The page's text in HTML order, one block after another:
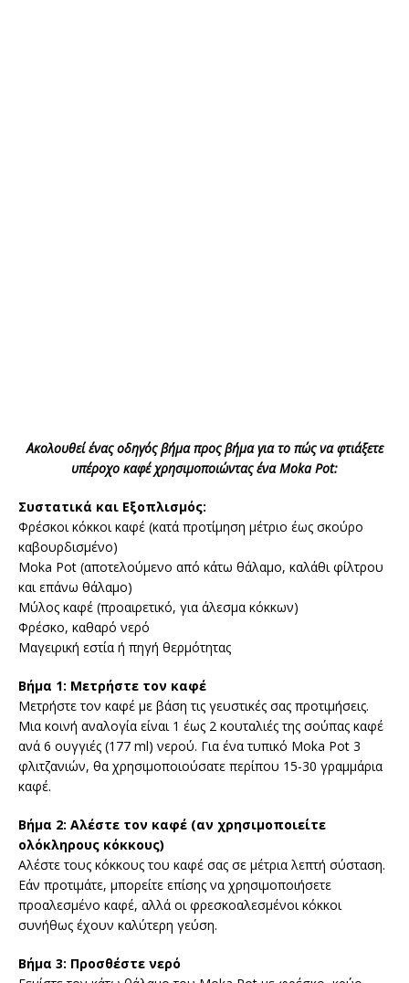
Ακολουθεί ένας οδηγός βήμα προς βήμα για το πώς να φτιάξετε
υπέροχο καφέ χρησιμοποιώντας ένα Moka Pot:
Συστατικά και Εξοπλισμός:
Φρέσκοι κόκκοι καφέ (κατά προτίμηση μέτριο έως σκούρο
καβουρδισμένο)
Moka Pot (αποτελούμενο από κάτω θάλαμο, καλάθι φίλτρου
και επάνω θάλαμο)
Μύλος καφέ (προαιρετικό, για άλεσμα κόκκων)
Φρέσκο, καθαρό νερό
Μαγειρική εστία ή πηγή θερμότητας
Βήμα 1: Μετρήστε τον καφέ
Μετρήστε τον καφέ με βάση τις γευστικές σας προτιμήσεις.
Μια κοινή αναλογία είναι 1 έως 2 κουταλιές της σούπας καφέ
ανά 6 ουγγιές (177 ml) νερού. Για ένα τυπικό Moka Pot 3
φλιτζανιών, θα χρησιμοποιούσατε περίπου 15-30 γραμμάρια
καφέ.
Βήμα 2: Αλέστε τον καφέ (αν χρησιμοποιείτε
ολόκληρους κόκκους)
Αλέστε τους κόκκους του καφέ σας σε μέτρια λεπτή σύσταση.
Εάν προτιμάτε, μπορείτε επίσης να χρησιμοποιήσετε
προαλεσμένο καφέ, αλλά οι φρεσκοαλεσμένοι κόκκοι
συνήθως έχουν καλύτερη γεύση.
Βήμα 3: Προσθέστε νερό